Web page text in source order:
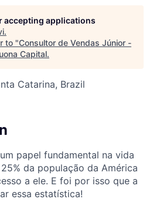
accepting applications
.
to "Consultor de Vendas Júnior -
Capital.
Catarina, Brazil
papel fundamental na vida
da população da América
a ele. E foi por isso que a
essa estatística!